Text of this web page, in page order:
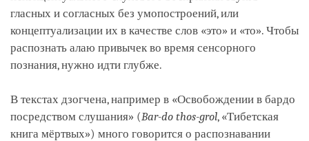
гласных и согласных без умопостроений, или
концептуализации их в качестве слов «это» и «то». Чтобы
распознать алаю привычек во время сенсорного
познания, нужно идти глубже.
В текстах дзогчена, например в «Освобождении в бардо
посредством слушания» (Bar-do thos-grol, «Тибетская
книга мёртвых») много говорится о распознавании